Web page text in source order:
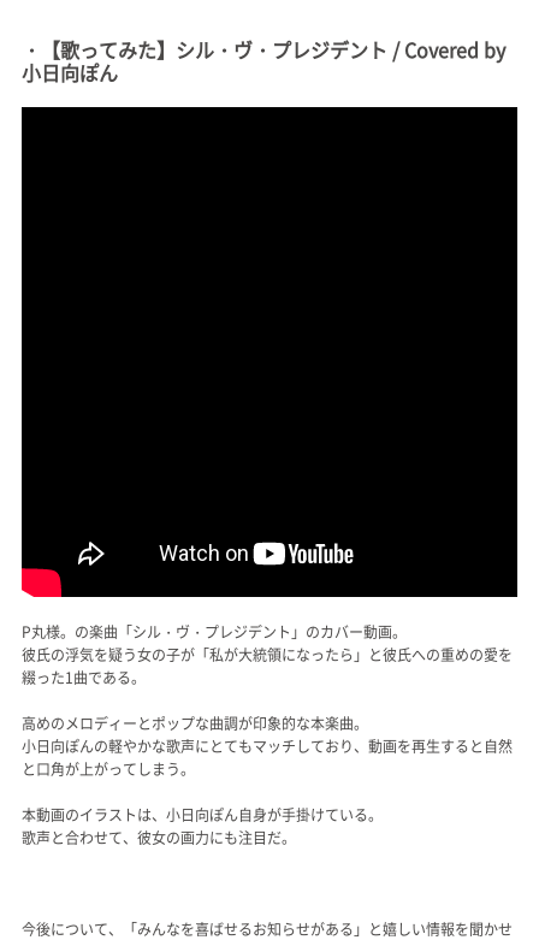
・【歌ってみた】シル・ヴ・プレジデント / Covered by
小日向ぽん
P丸様。の楽曲「シル・ヴ・プレジデント」のカバー動画。
彼氏の浮気を疑う女の子が「私が大統領になったら」と彼氏への重めの愛を
綴った1曲である。
高めのメロディーとポップな曲調が印象的な本楽曲。
小日向ぽんの軽やかな歌声にとてもマッチしており、動画を再生すると自然
と口角が上がってしまう。
本動画のイラストは、小日向ぽん自身が手掛けている。
歌声と合わせて、彼女の画力にも注目だ。
今後について、「みんなを喜ばせるお知らせがある」と嬉しい情報を聞かせ